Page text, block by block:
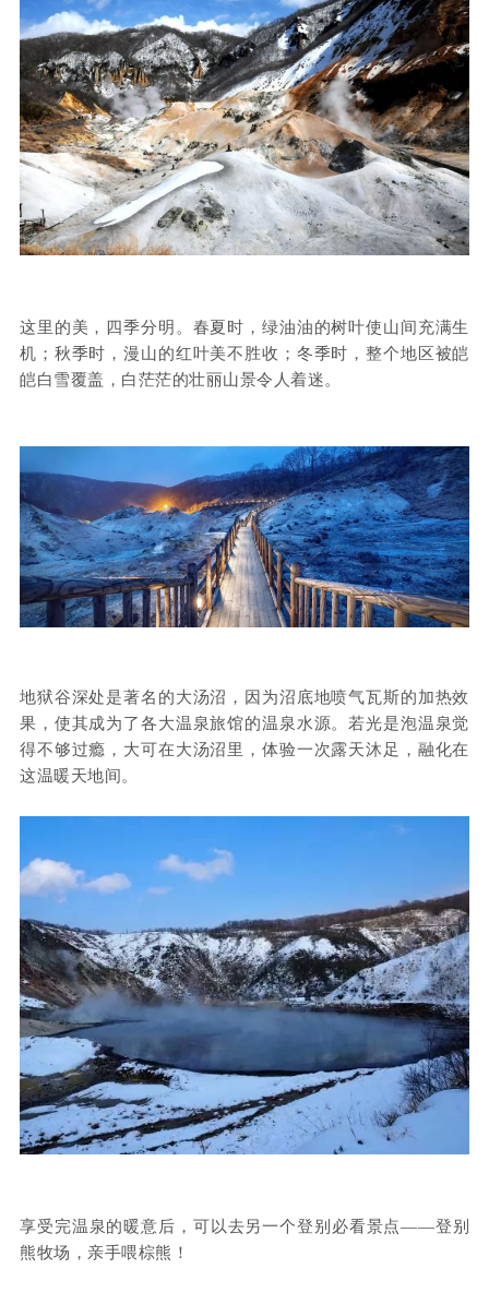
这里的美，四季分明。春夏时，绿油油的树叶使山间充满生
机；秋季时，漫山的红叶美不胜收；冬季时，整个地区被皑
皑白雪覆盖，白茫茫的壮丽山景令人着迷。
地狱谷深处是著名的大汤沼，因为沼底地喷气瓦斯的加热效
果，使其成为了各大温泉旅馆的温泉水源。若光是泡温泉觉
得不够过瘾，大可在大汤沼里，体验一次露天沐足，融化在
这温暖天地间。
享受完温泉的暖意后，可以去另一个登别必看景点——登别
熊牧场，亲手喂棕熊！